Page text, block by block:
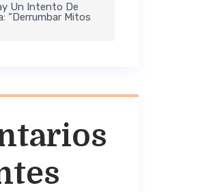
Un Intento De
“Derrumbar Mitos